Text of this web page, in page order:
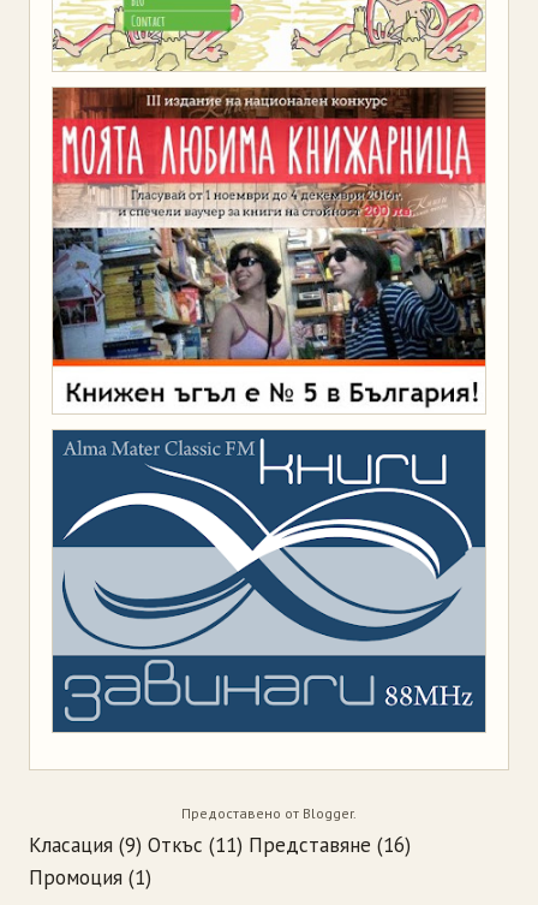
Предоставено от Blogger.
Класация (9) Откъс (11) Представяне (16)
Промоция (1)